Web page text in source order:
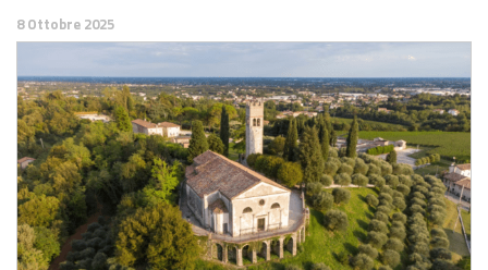
8 Ottobre 2025